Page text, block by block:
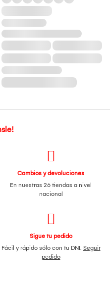
Cambios y devoluciones
En nuestras 26 tiendas a nivel
nacional
Sigue tu pedido
Fácil y rápido sólo con tu DNI. Seguir
pedido